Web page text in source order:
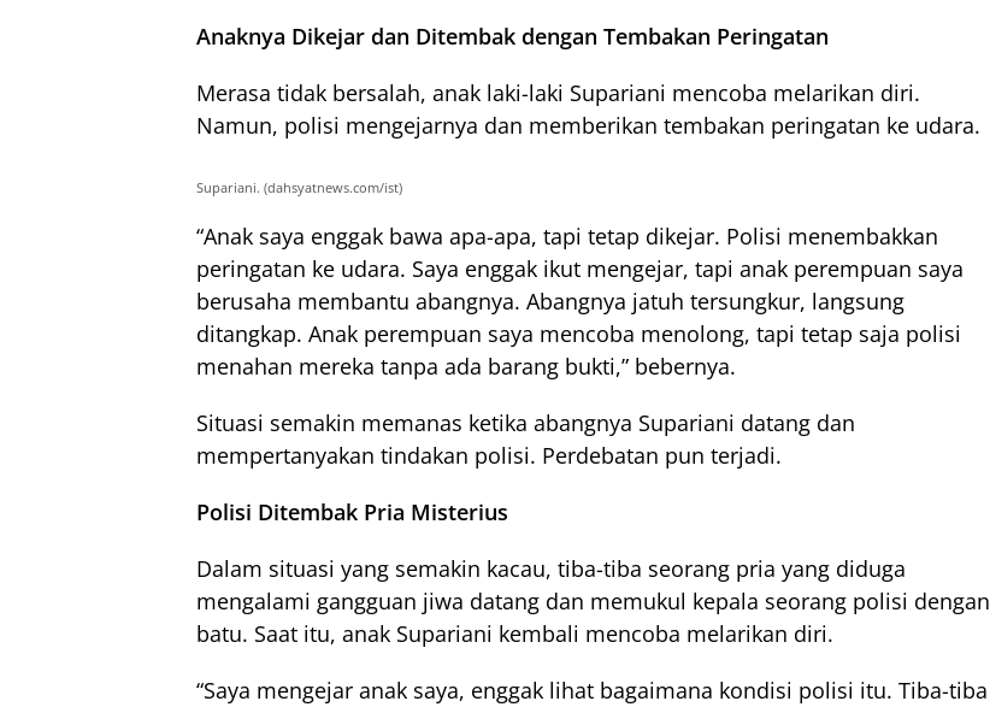
Anaknya Dikejar dan Ditembak dengan Tembakan Peringatan
Merasa tidak bersalah, anak laki-laki Supariani mencoba melarikan diri.
Namun, polisi mengejarnya dan memberikan tembakan peringatan ke udara.
Supariani. (dahsyatnews.com/ist)
“Anak saya enggak bawa apa-apa, tapi tetap dikejar. Polisi menembakkan
peringatan ke udara. Saya enggak ikut mengejar, tapi anak perempuan saya
berusaha membantu abangnya. Abangnya jatuh tersungkur, langsung
ditangkap. Anak perempuan saya mencoba menolong, tapi tetap saja polisi
menahan mereka tanpa ada barang bukti,” bebernya.
Situasi semakin memanas ketika abangnya Supariani datang dan
mempertanyakan tindakan polisi. Perdebatan pun terjadi.
Polisi Ditembak Pria Misterius
Dalam situasi yang semakin kacau, tiba-tiba seorang pria yang diduga
mengalami gangguan jiwa datang dan memukul kepala seorang polisi dengan
batu. Saat itu, anak Supariani kembali mencoba melarikan diri.
“Saya mengejar anak saya, enggak lihat bagaimana kondisi polisi itu. Tiba-tiba